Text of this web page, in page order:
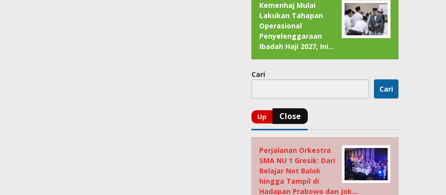
Kemenhaj Mulai
Lakukan Tahapan
Operasional
Penyelenggaraan
Ibadah Haji 2027, Ini…
Cari
Cari
Perjalanan Orkestra
SMA NU 1 Gresik: Dari
Belajar Not Balok
hingga Tampil di
Hadapan Prabowo dan Jok…